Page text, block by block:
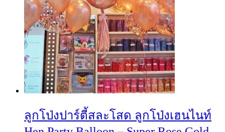
ลูกโป่งปาร์ตี้สละโสด ลูกโป่งเฮนไนท์